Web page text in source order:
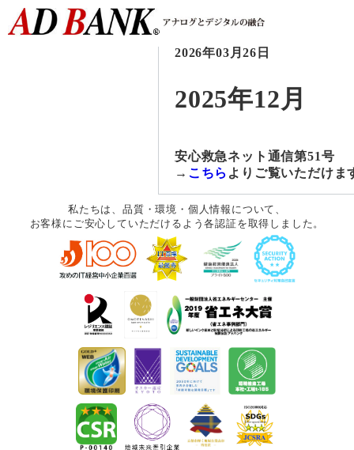
2026年03月26日
2025年12月
安心救急ネット通信第51号
→ こちら よりご覧いただけま
私たちは、品質・環境・個人情報について、
お客様にご安心していただけるよう各認証を取得しました。